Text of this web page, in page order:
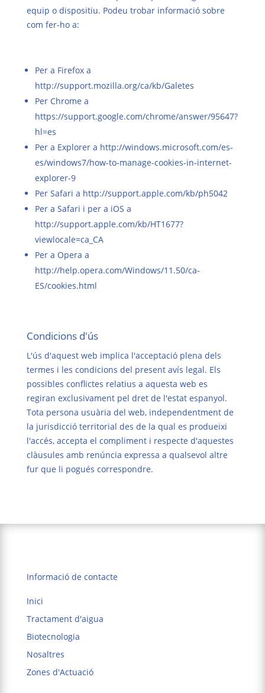
equip o dispositiu. Podeu trobar informació sobre
com fer-ho a:
Per a Firefox a
http://support.mozilla.org/ca/kb/Galetes
Per Chrome a
https://support.google.com/chrome/answer/95647?
hl=es
Per a Explorer a http://windows.microsoft.com/es-
es/windows7/how-to-manage-cookies-in-internet-
explorer-9
Per Safari a http://support.apple.com/kb/ph5042
Per a Safari i per a iOS a
http://support.apple.com/kb/HT1677?
viewlocale=ca_CA
Per a Opera a
http://help.opera.com/Windows/11.50/ca-
ES/cookies.html
Condicions d'ús
L'ús d'aquest web implica l'acceptació plena dels
termes i les condicions del present avís legal. Els
possibles conflictes relatius a aquesta web es
regiran exclusivament pel dret de l'estat espanyol.
Tota persona usuària del web, independentment de
la jurisdicció territorial des de la qual es produeixi
l'accés, accepta el compliment i respecte d'aquestes
clàusules amb renúncia expressa a qualsevol altre
fur que li pogués correspondre.
Informació de contacte
Inici
Tractament d'aigua
Biotecnologia
Nosaltres
Zones d'Actuació